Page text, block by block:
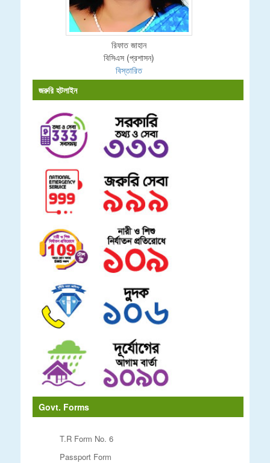
রিফাত জাহান
বিসিএস (প্রশাসন)
বিস্তারিত
জরুরি হটলাইন
Govt. Forms
T.R Form No. 6
Passport Form